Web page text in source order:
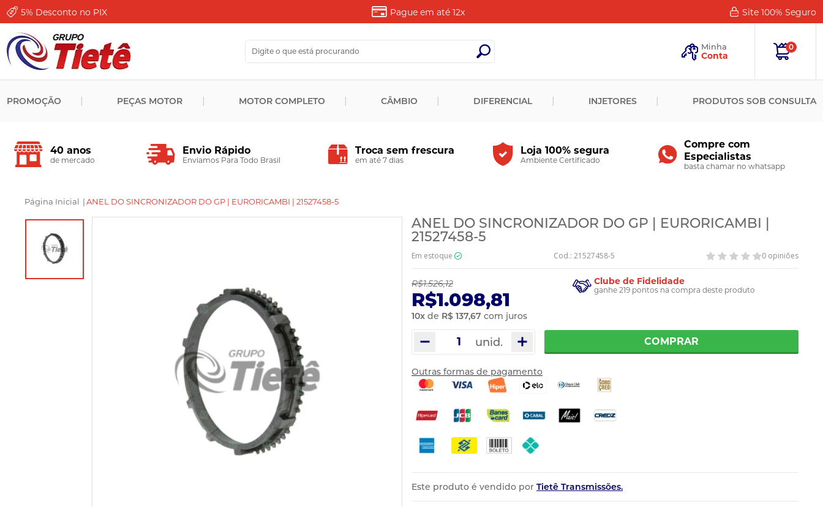
5% Desconto no PIX Pague em até 12x Site 100% Seguro
Minha
Conta
Senha?
Novo
CADASTRAR
0
PROMOÇÃO PEÇAS MOTOR MOTOR COMPLETO CÂMBIO DIFERENCIAL INJETORES PRODUTOS SOB CONSULTA
40 anos
de mercado
Envio Rápido
Enviamos Para Todo Brasil
Troca sem frescura
em até 7 dias
Loja 100% segura
Ambiente Certificado
Compre com
Especialistas
basta chamar no whatsapp
Página Inicial |ANEL DO SINCRONIZADOR DO GP | EURORICAMBI | 21527458-5
ANEL DO SINCRONIZADOR DO GP | EURORICAMBI |
21527458-5
Em estoque Cod.: 21527458-5 0 opiniões
R$1.526,12
R$1.098,81
10x de R$ 137,67 com juros
Clube de Fidelidade
ganhe 219 pontos na compra deste produto
unid. COMPRAR
Outras formas de pagamento
Este produto é vendido por Tietê Transmissões.